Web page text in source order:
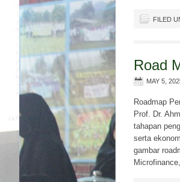
FILED
Road
MAY 5,
Roadmap
Prof. Dr.
tahapan
serta
gambar